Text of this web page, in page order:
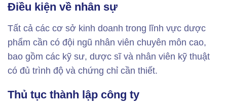
Điều kiện về nhân sự
Tất cả các cơ sở kinh doanh trong lĩnh vực dược
phẩm cần có đội ngũ nhân viên chuyên môn cao,
bao gồm các kỹ sư, dược sĩ và nhân viên kỹ thuật
có đủ trình độ và chứng chỉ cần thiết.
Thủ tục thành lập công ty